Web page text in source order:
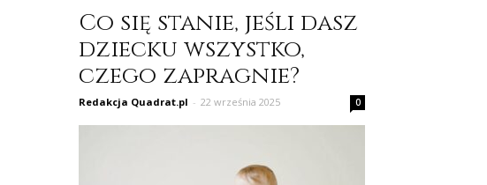
Co się stanie, jeśli dasz
dziecku wszystko,
czego zapragnie?
Redakcja Quadrat.pl - 22 września 2025 0